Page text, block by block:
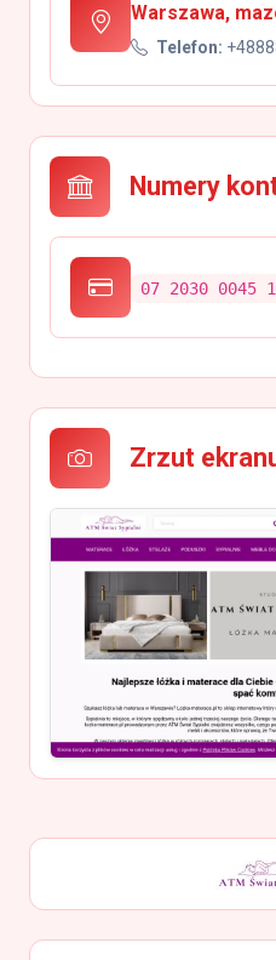
Warszawa,
Telefon:
Numery
07 2030 0045
Zrzut